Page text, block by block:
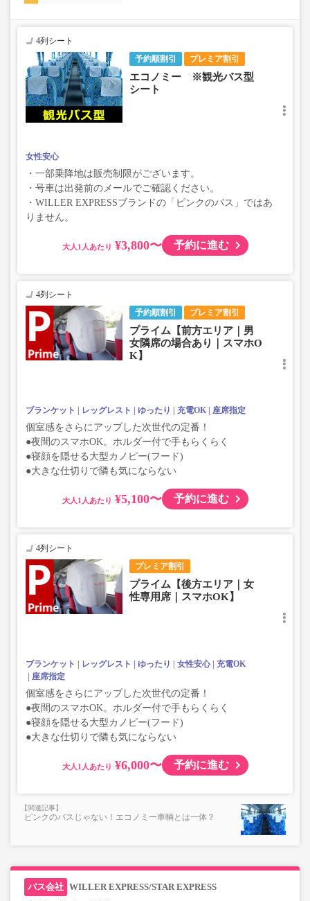
予約順割引 プレミア割引
4列シート
エコノミー ※観光バス型
シート
女性安心
・一部乗降地は販売制限がございます。
・号車は出発前のメールでご確認ください。
・WILLER EXPRESSブランドの「ピンクのバス」ではあ
りません。
大人 ¥3,800〜 予約に進む
予約順割引 プレミア割引
4列シート
プライム【前方エリア｜男
女隣席の場合あり｜スマホO
K】
ブランケット レッグレスト ゆったり 充電OK 座席指定
個室感をさらにアップした次世代の定番！
●夜間のスマホOK。ホルダー付で手もらくらく
●寝顔を隠せる大型カノピー(フード)
●大きな仕切りで隣も気にならない
大人 ¥5,100〜 予約に進む
プレミア割引
4列シート
プライム【後方エリア｜女
性専用席｜スマホOK】
ブランケット レッグレスト ゆったり 女性安心
充電OK
座席指定
個室感をさらにアップした次世代の定番！
●夜間のスマホOK。ホルダー付で手もらくらく
●寝顔を隠せる大型カノピー(フード)
●大きな仕切りで隣も気にならない
大人 ¥6,000〜 予約に進む
ピンクのバスじゃない！エコノミー車輌とは一体？
WILLER EXPRESS/STAR EXPRESS